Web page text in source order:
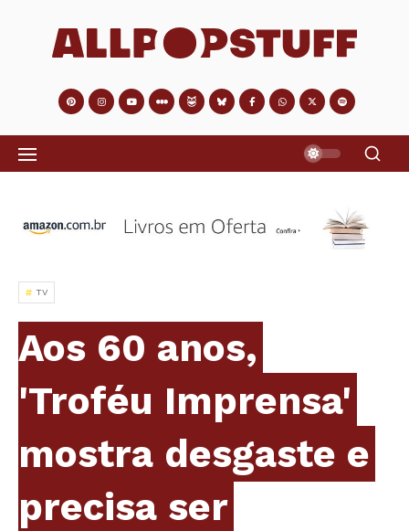
TV
Aos 60 anos,
'Troféu Imprensa'
mostra desgaste e
precisa ser